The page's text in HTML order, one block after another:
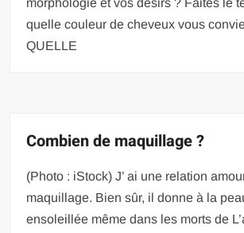
morphologie et vos désirs ? Faites le
quelle couleur de cheveux vous
QUELLE
Combien de maquillage ?
(Photo : iStock) J’ ai une relation
maquillage. Bien sûr, il donne à la
ensoleillée même dans les morts de